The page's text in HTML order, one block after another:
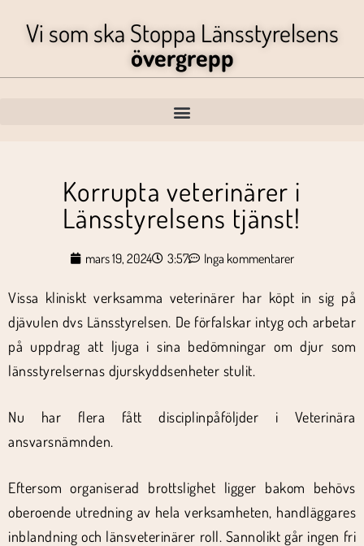
Vi som ska Stoppa Länsstyrelsens
övergrepp
Korrupta veterinärer i
Länsstyrelsens tjänst!
mars 19, 2024 3:57 Inga kommentarer
Vissa kliniskt verksamma veterinärer har köpt in sig på
djävulen dvs Länsstyrelsen. De förfalskar intyg och arbetar
på uppdrag att ljuga i sina bedömningar om djur som
länsstyrelsernas djurskyddsenheter stulit.
Nu har flera fått disciplinpåföljder i Veterinära
ansvarsnämnden.
Eftersom organiserad brottslighet ligger bakom behövs
oberoende utredning av hela verksamheten, handläggares
inblandning och länsveterinärer roll. Sannolikt går ingen fri